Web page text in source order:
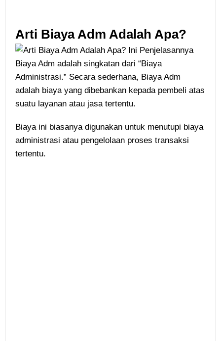
Arti Biaya Adm Adalah Apa?
Biaya Adm adalah singkatan dari “Biaya
Administrasi.” Secara sederhana, Biaya Adm
adalah biaya yang dibebankan kepada pembeli atas
suatu layanan atau jasa tertentu.
Biaya ini biasanya digunakan untuk menutupi biaya
administrasi atau pengelolaan proses transaksi
tertentu.